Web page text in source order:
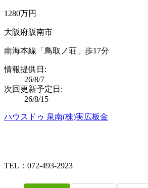
1280万円
大阪府阪南市
南海本線「鳥取ノ荘」歩17分
情報提供日:
26/8/7
次回更新予定日:
26/8/15
ハウスドゥ 泉南(株)実広板金
TEL：072-493-2923